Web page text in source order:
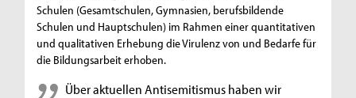
Schulen (Gesamtschulen, Gymnasien, berufsbildende
Schulen und Hauptschulen) im Rahmen einer quantitativen
und qualitativen Erhebung die Virulenz von und Bedarfe für
die Bildungsarbeit erhoben.
Über aktuellen Antisemitismus haben wir